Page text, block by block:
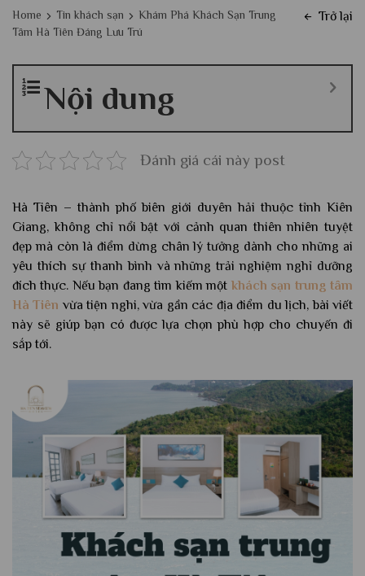
Home Tin khách sạn
Khám Phá Khách Sạn Trung
Tâm Hà Tiên Đáng Lưu Trú
Trở lại
Nội dung
Đánh giá cái này post
Hà Tiên – thành phố biên giới duyên hải thuộc tỉnh Kiên
Giang, không chỉ nổi bật với cảnh quan thiên nhiên tuyệt
đẹp mà còn là điểm dừng chân lý tưởng dành cho những ai
yêu thích sự thanh bình và những trải nghiệm nghỉ dưỡng
đích thực. Nếu bạn đang tìm kiếm một khách sạn trung tâm
Hà Tiên vừa tiện nghi, vừa gần các địa điểm du lịch, bài viết
này sẽ giúp bạn có được lựa chọn phù hợp cho chuyến đi
sắp tới.